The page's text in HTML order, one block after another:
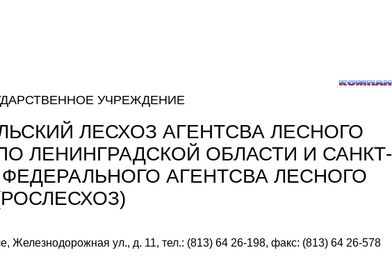
УЧРЕЖДЕНИЕ
ЛЕСХОЗ АГЕНТСВА ЛЕСНОГО
ЛЕНИНГРАДСКОЙ ОБЛАСТИ И САНКТ-
АГЕНТСВА ЛЕСНОГО
Железнодорожная ул., д. 11, тел.: (813) 64 26-198, факс: (813) 64 26-578